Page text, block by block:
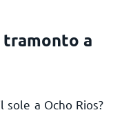
a
a Ocho Rios?